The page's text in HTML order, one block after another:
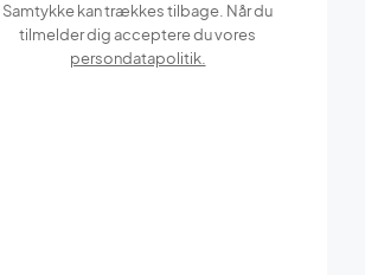
Samtykke kan trækkes tilbage. Når du
tilmelder dig acceptere du vores
persondatapolitik.